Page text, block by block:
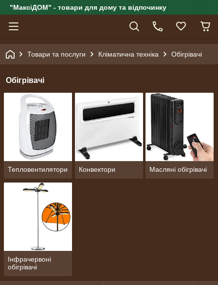
"МаксіДОМ" - товари для дому та відпочинку
Товари та послуги Кліматична техніка Обігрівачі
Обігрівачі
Тепловентилятори Конвектори Масляні обігрівачі
Інфрачервоні
обігрівачі